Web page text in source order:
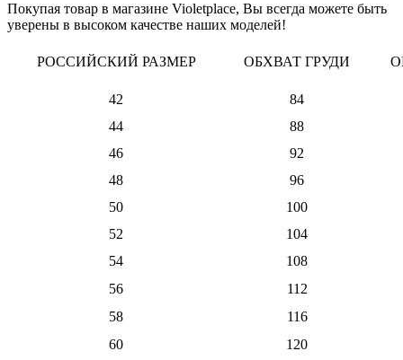
Покупая товар в магазине Violetplace, Вы всегда можете быть
уверены в высоком качестве наших моделей!
РОССИЙСКИЙ РАЗМЕР ОБХВАТ ГРУДИ
42
84
44
88
46
92
48
96
50
100
52
104
54
108
56
112
58
116
60
120